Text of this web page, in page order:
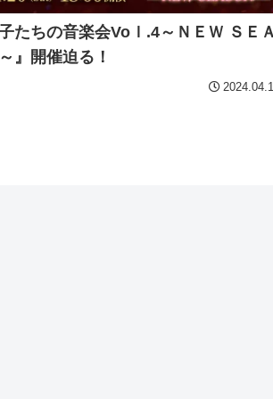
子たちの音楽会Voｌ.4～ＮＥＷ ＳＥ
』開催迫る！